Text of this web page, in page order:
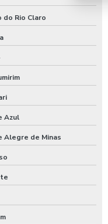
do Rio Claro
Azul
Alegre de Minas